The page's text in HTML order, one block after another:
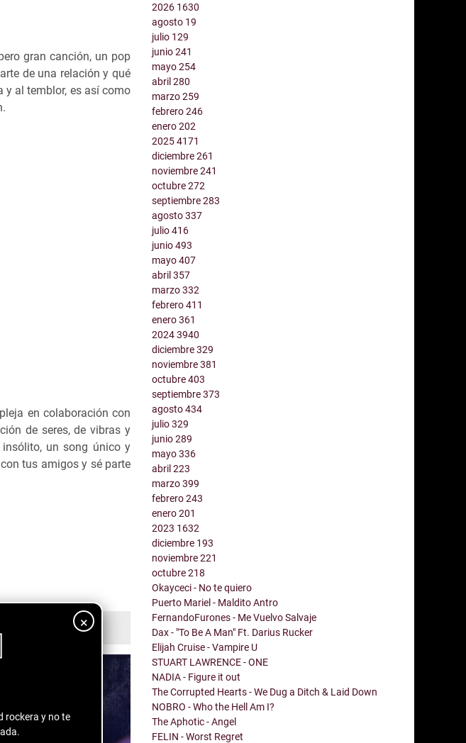
×
rockera y no te
gran canción, un pop
de una relación y qué
y al temblor, es así como
en colaboración con
de seres, de vibras y
un song único y
tus amigos y sé parte
2026 1630
agosto 19
julio 129
junio241
mayo254
abril280
marzo259
febrero246
enero202
20254171
diciembre261
noviembre241
octubre272
septiembre283
agosto337
julio416
junio493
mayo407
abril357
marzo332
febrero411
enero361
20243940
diciembre329
noviembre381
octubre403
septiembre373
agosto434
julio329
junio289
mayo336
abril223
marzo399
febrero243
enero201
2023 1632
diciembre 193
noviembre221
octubre218
Okayceci - No te quiero
Puerto Mariel - Maldito Antro
FernandoFurones - Me Vuelvo Salvaje
Dax - "To Be A Man" Ft. Darius Rucker
Elijah Cruise - Vampire U
STUART LAWRENCE - ONE
NADIA - Figure it out
The Corrupted Hearts - We Dug a Ditch & Laid Down
NOBRO - Who the Hell Am I?
The Aphotic - Angel
FELIN - Worst Regret